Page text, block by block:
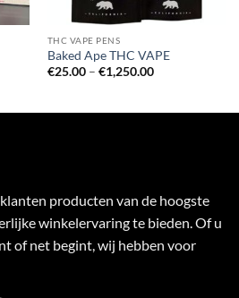
THC VAPE PENS
Baked Ape THC VAPE
€25.00 – €1,250.00Price
€1,250.00
producten van de hoogste
winkelervaring te bieden. Of u
of net begint, wij hebben voor